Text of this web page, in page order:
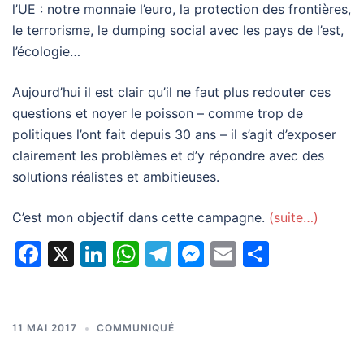
l’UE : notre monnaie l’euro, la protection des frontières,
le terrorisme, le dumping social avec les pays de l’est,
l’écologie…
Aujourd’hui il est clair qu’il ne faut plus redouter ces
questions et noyer le poisson – comme trop de
politiques l’ont fait depuis 30 ans – il s’agit d’exposer
clairement les problèmes et d’y répondre avec des
solutions réalistes et ambitieuses.
C’est mon objectif dans cette campagne. (suite…)
Facebook
X LinkedIn
WhatsApp
Telegram
Messenger
Email
11 MAI 2017 COMMUNIQUÉ